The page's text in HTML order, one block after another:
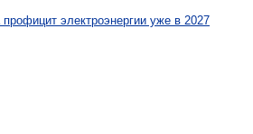
электроэнергии уже в 2027